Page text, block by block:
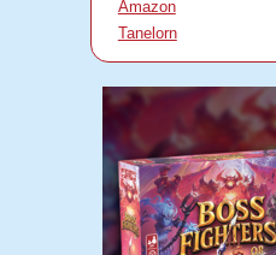
Amazon
Tanelorn